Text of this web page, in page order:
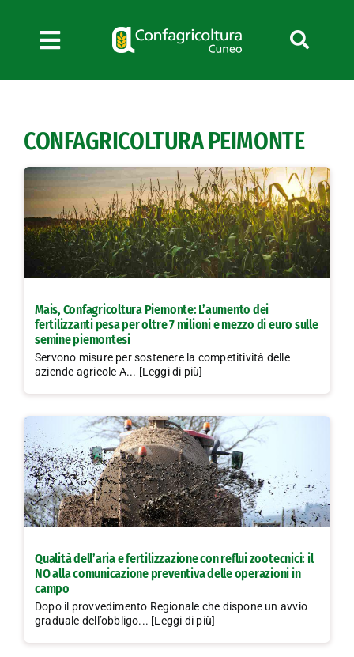
contenuto
Toggle
Navigation
News
Bandi
Formazione
Convenzioni
L’Agricoltore cuneese
Lavora con noi
Contatti
CONFAGRICOLTURA PEIMONTE
Mais, Confagricoltura Piemonte: L’aumento dei
fertilizzanti pesa per oltre 7 milioni e mezzo di euro sulle
semine piemontesi
Servono misure per sostenere la competitività delle
aziende agricole A... [Leggi di più]
Qualità dell’aria e fertilizzazione con reflui zootecnici: il
NO alla comunicazione preventiva delle operazioni in
campo
Dopo il provvedimento Regionale che dispone un avvio
graduale dell’obbligo... [Leggi di più]